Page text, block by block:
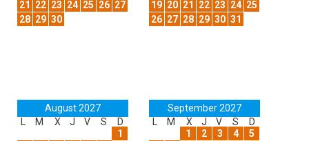
21
22 23 24 25 26 27
28 29 30
19 20 21 22 23 24 25
26 27 28 29 30 31
August 2027
M X J V S
D
1
September 2027
M X J V S
D
1
2 3 4
5